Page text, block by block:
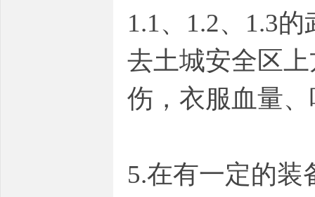
1.1、1.2、1.3
去土城安全区
伤，衣服血量
5.在有一定的